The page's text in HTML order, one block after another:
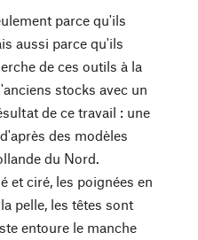
parce qu'ils
aussi parce qu'ils
de ces outils à la
stocks avec un
de ce travail : une
des modèles
du Nord.
et ciré, les poignées en
pelle, les têtes sont
entoure le manche